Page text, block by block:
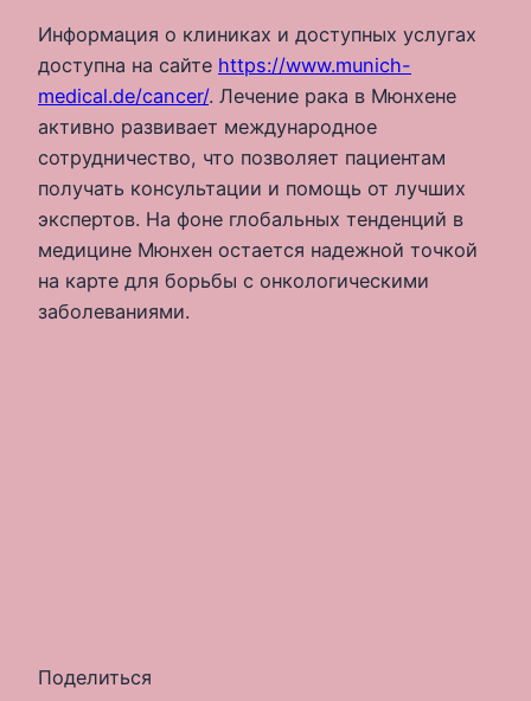
Информация о клиниках и доступных услугах
доступна на сайте https://www.munich-
medical.de/cancer/. Лечение рака в Мюнхене
активно развивает международное
сотрудничество, что позволяет пациентам
получать консультации и помощь от лучших
экспертов. На фоне глобальных тенденций в
медицине Мюнхен остается надежной точкой
на карте для борьбы с онкологическими
заболеваниями.
Поделиться